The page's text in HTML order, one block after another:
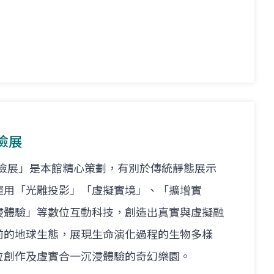
展
」是本館精心策劃，有別於傳統靜態展示
「光雕投影」「虛擬實境」、「擴增實
驗」等數位互動科技，創造出真實與虛擬融
地球生態，展現生命演化過程的生物多樣
作及虛實合一沉浸體驗的奇幻樂園。